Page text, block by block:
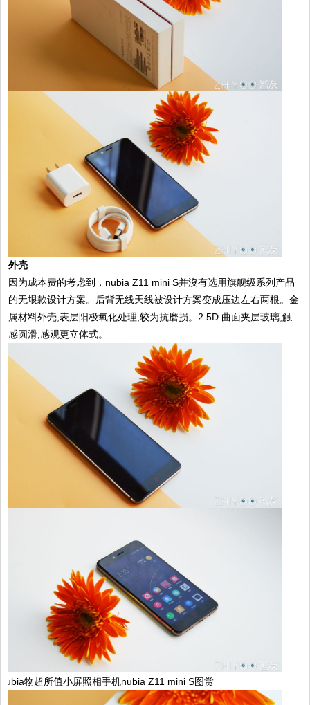
外壳
因为成本费的考虑到，nubia Z11 mini S并沒有选用旗舰级系列产品
的无垠款设计方案。后背无线天线被设计方案变成压边左右两根。金
属材料外壳,表层阳极氧化处理,较为抗磨损。2.5D 曲面夹层玻璃,触
感圆滑,感观更立体式。